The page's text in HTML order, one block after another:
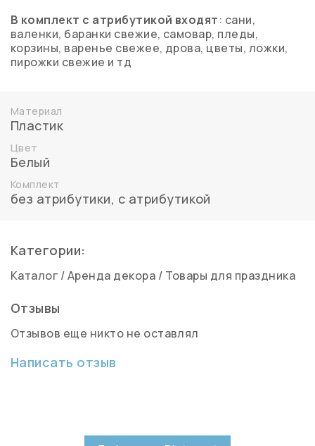
В комплект с атрибутикой входят: сани,
валенки, баранки свежие, самовар, пледы,
корзины, варенье свежее, дрова, цветы, ложки,
пирожки свежие и тд
Материал
Пластик
Цвет
Белый
Комплект
без атрибутики, с атрибутикой
Категории:
Каталог /Аренда декора / Товары для праздника
Отзывы
Отзывов еще никто не оставлял
Написать отзыв